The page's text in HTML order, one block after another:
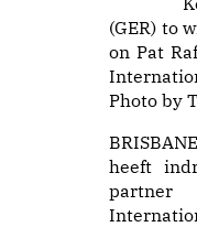
(GER) to
on Pat
Photo by
heeft
partner